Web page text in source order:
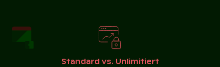
Luftaufnahme von Laem Haad Beach, Koh Yao Yai
Riesenseerosen in einer friedlichen Teichlandschaft
Hafenleuchtfeuer bei
Standard vs. Unlimitiert